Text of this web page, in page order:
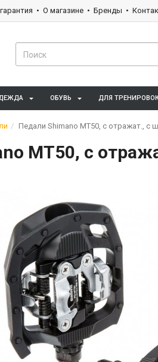
О магазине Бренды
ОБУВЬ ДЛЯ
Педали Shimano MT50, с отражат., с
MT50, с